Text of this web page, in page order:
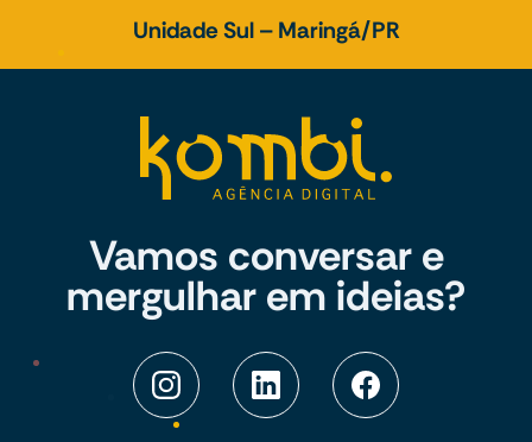
Unidade Sul – Maringá/PR
Vamos conversar e
mergulhar em ideias?